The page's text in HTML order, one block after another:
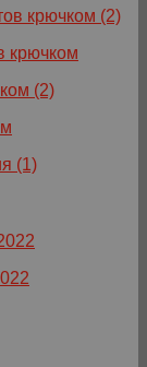
крючком